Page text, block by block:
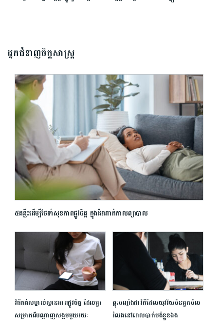
អ្នកជំនាញចិត្តសាស្រ្ត
៥គន្លឹះដើម្បីថែទាំសុខភាពផ្លូវចិត្ត ក្នុងដំណាក់កាលព្យាបាល
វិធីកត់សម្គាល់ស្ថានភាពផ្លូវចិត្ត ដែលគួរ​
សម្រាក​ពីបណ្តាញសង្គមមួយរយៈ
ឆ្លុះបញ្ចាំងជាវិធីដែលយុវវ័យមិនគួរមើល
រំលងនៅពេលបាត់បង់ខ្លួនឯង